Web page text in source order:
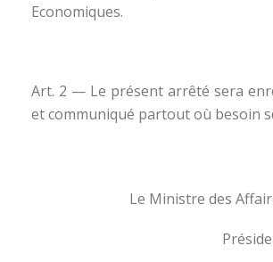
Economiques.
Art. 2 — Le présent arrêté sera
et communiqué partout où besoin
Le Ministre des